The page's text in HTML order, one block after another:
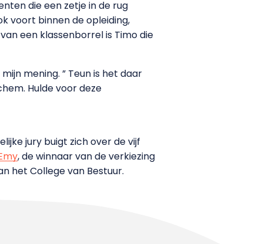
die een zetje in de rug
voort binnen de opleiding,
een klassenborrel is Timo die
mening. ” Teun is het daar
Hulde voor deze
jury buigt zich over de vijf
, de winnaar van de verkiezing
het College van Bestuur.